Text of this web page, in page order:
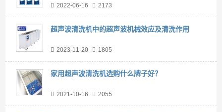
2022-06-16 2173
超声波清洗机中的超声波机械效应及清洗作用
2023-11-20 1805
家用超声波清洗机选购什么牌子好？
2021-10-16 2055